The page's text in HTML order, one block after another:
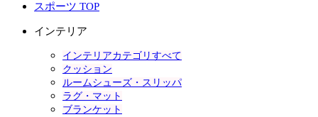
スポーツ TOP
インテリア
インテリアカテゴリすべて
クッション
ルームシューズ・スリッパ
ラグ・マット
ブランケット